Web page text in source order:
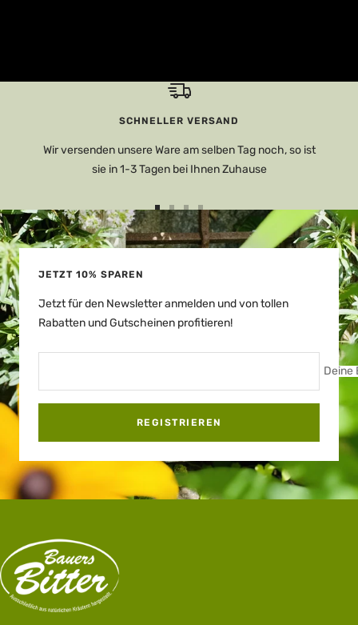
SCHNELLER VERSAND
Wir versenden unsere Ware am selben Tag noch, so ist
sie in 1-3 Tagen bei Ihnen Zuhause
Zur
Slide
Zur
Slide
Zur
Slide
Zur
Slide
JETZT 10% SPAREN
Jetzt für den Newsletter anmelden und von tollen
Rabatten und Gutscheinen profitieren!
Deine
REGISTRIEREN